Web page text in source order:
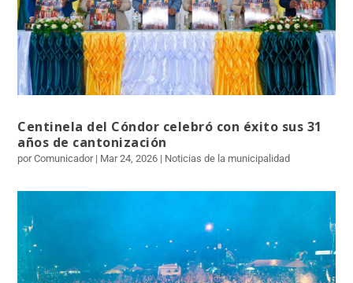
Centinela del Cóndor celebró con éxito sus 31
años de cantonización
por Comunicador | Mar 24, 2026 | Noticias de la municipalidad